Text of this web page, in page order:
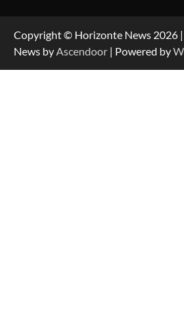
Copyright © Horizonte News 2026 |
News byAscendoor | Powered by